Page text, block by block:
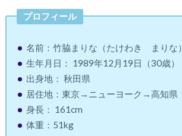
プロフィール
名前：竹脇まりな（たけわき まりな）
生年月日： 1989年12月19日（30歳）
出身地： 秋田県
居住地：東京→ニューヨーク→高知県
身長： 161cm
体重：51kg